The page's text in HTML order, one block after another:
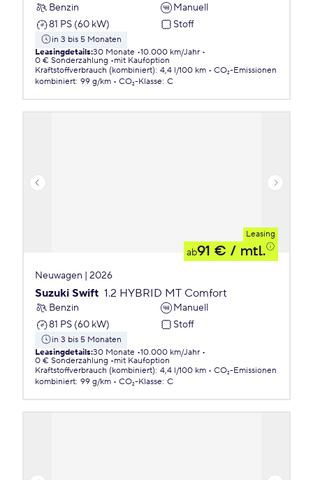
Benzin
Manuell
81 PS (60 kW)
Stoff
in 3 bis 5 Monaten
Leasingdetails:30 Monate 10.000 km/Jahr
0 € Sonderzahlung
mit Kaufoption
Kraftstoffverbrauch (kombiniert): 4,4 l/100 km
CO₂-Emissionen
kombiniert: 99 g/km CO₂-Klasse: C
Leasing
ab91 € / mtl.
Neuwagen | 2026
Suzuki Swift 1.2 HYBRID MT Comfort
Benzin
Manuell
81 PS (60 kW)
Stoff
in 3 bis 5 Monaten
Leasingdetails:30 Monate 10.000 km/Jahr
0 € Sonderzahlung
mit Kaufoption
Kraftstoffverbrauch (kombiniert): 4,4 l/100 km
CO₂-Emissionen
kombiniert: 99 g/km CO₂-Klasse: C